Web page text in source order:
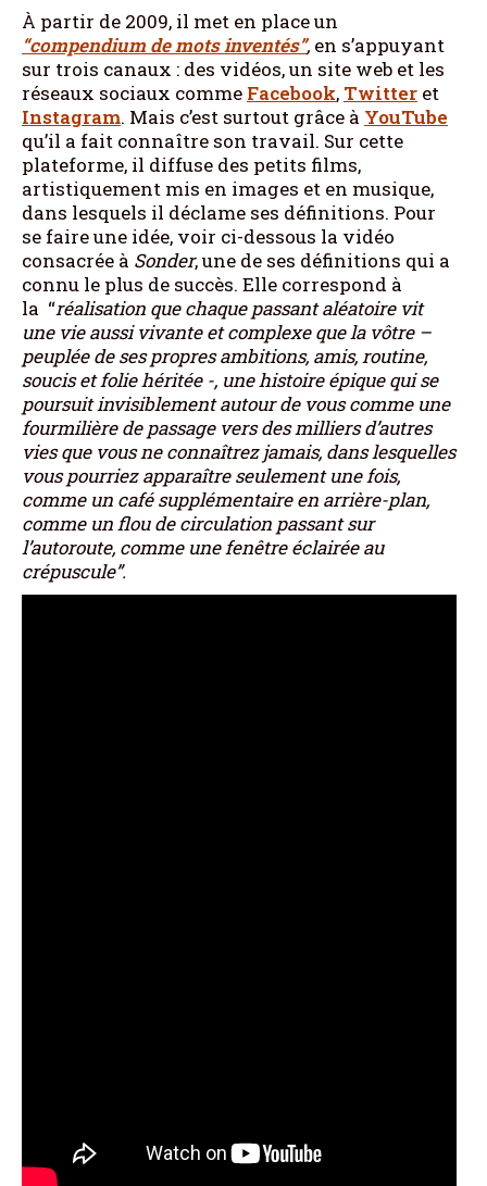
À partir de 2009, il met en place un
“compendium de mots inventés”, en s’appuyant
sur trois canaux : des vidéos, un site web et les
réseaux sociaux comme Facebook, Twitter et
Instagram. Mais c’est surtout grâce à YouTube
qu’il a fait connaître son travail. Sur cette
plateforme, il diffuse des petits films,
artistiquement mis en images et en musique,
dans lesquels il déclame ses définitions. Pour
se faire une idée, voir ci-dessous la vidéo
consacrée à Sonder, une de ses définitions qui a
connu le plus de succès. Elle correspond à
la “réalisation que chaque passant aléatoire vit
une vie aussi vivante et complexe que la vôtre –
peuplée de ses propres ambitions, amis, routine,
soucis et folie héritée -, une histoire épique qui se
poursuit invisiblement autour de vous comme une
fourmilière de passage vers des milliers d’autres
vies que vous ne connaîtrez jamais, dans lesquelles
vous pourriez apparaître seulement une fois,
comme un café supplémentaire en arrière-plan,
comme un flou de circulation passant sur
l’autoroute, comme une fenêtre éclairée au
crépuscule”.